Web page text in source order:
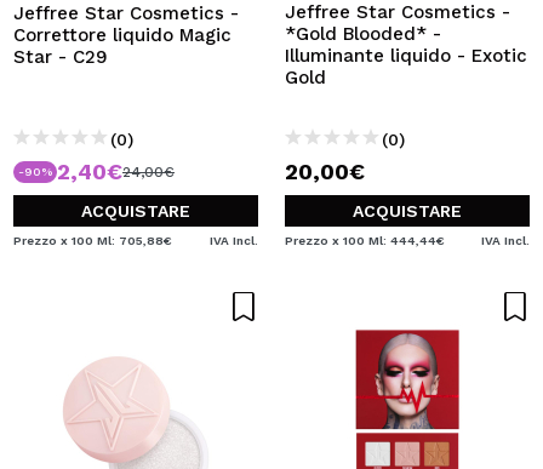
Jeffree Star Cosmetics -
Correttore liquido Magic
Star - C29
(0)
-90% 2,40€24,00€
ACQUISTARE
Prezzo x 100 Ml: 705,88€ IVA Incl.
Jeffree Star Cosmetics -
*Gold Blooded* -
Illuminante liquido - Exotic
Gold
(0)
20,00€
ACQUISTARE
Prezzo x 100 Ml: 444,44€ IVA Incl.